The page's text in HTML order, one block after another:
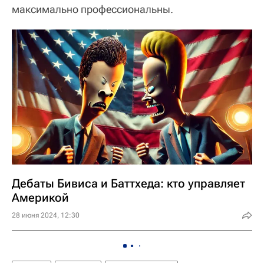
максимально профессиональны.
Дебаты Бивиса и Баттхеда: кто управляет
Америкой
28 июня 2024, 12:30